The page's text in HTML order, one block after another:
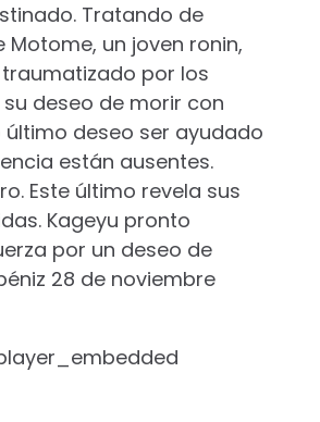
Tratando de
un joven ronin,
por los
deseo de morir con
deseo ser ayudado
están ausentes.
Este último revela sus
Kageyu pronto
por un deseo de
28 de noviembre